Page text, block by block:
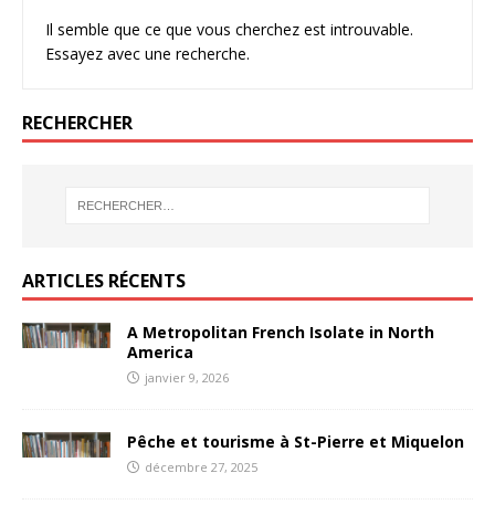
Il semble que ce que vous cherchez est introuvable.
Essayez avec une recherche.
RECHERCHER
ARTICLES RÉCENTS
A Metropolitan French Isolate in North
America
janvier 9, 2026
Pêche et tourisme à St-Pierre et Miquelon
décembre 27, 2025